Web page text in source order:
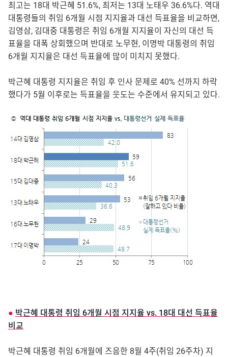
최고는 18대 박근혜 51.6%, 최저는 13대 노태우 36.6%다. 역대
대통령들의 취임 6개월 시점 지지율과 대선 득표율을 비교하면,
김영삼, 김대중 대통령은 취임 6개월 지지율이 자신의 대선 득
표율을 대폭 상회했으며 반대로 노무현, 이명박 대통령의 취임
6개월 지지율은 대선 득표율에 많이 미치지 못했다.
박근혜 대통령 지지율은 취임 후 인사 문제로 40% 선까지 하락
했다가 5월 이후로는 득표율을 웃도는 수준에서 유지되고 있다.
● 박근혜 대통령 취임 6개월 시점 지지율 vs. 18대 대선 득표율
비교
박근혜 대통령 취임 6개월에 즈음한 8월 4주(취임 26주차) 지